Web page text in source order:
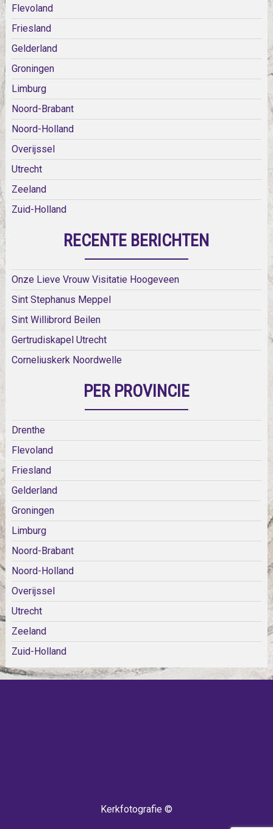
Flevoland
Friesland
Gelderland
Groningen
Limburg
Noord-Brabant
Noord-Holland
Overijssel
Utrecht
Zeeland
Zuid-Holland
RECENTE BERICHTEN
Onze Lieve Vrouw Visitatie Hoogeveen
Sint Stephanus Meppel
Sint Willibrord Beilen
Gertrudiskapel Utrecht
Corneliuskerk Noordwelle
PER PROVINCIE
Drenthe
Flevoland
Friesland
Gelderland
Groningen
Limburg
Noord-Brabant
Noord-Holland
Overijssel
Utrecht
Zeeland
Zuid-Holland
Kerkfotografie ©